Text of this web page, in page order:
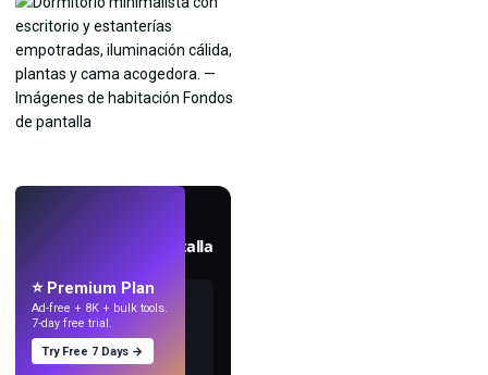
Crea fondos de pantalla
⭐ Premium Plan
Ad-free + 8K + bulk tools.
7-day free trial.
Try Free 7 Days →